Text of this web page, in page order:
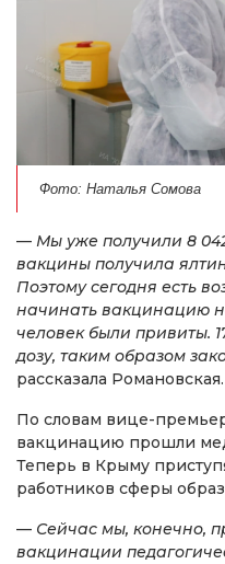
Фото: Наталья Сомова
— Мы уже получили 8
вакцины получила
Поэтому сегодня есть
начинать вакцинацию
человек были привиты.
дозу, таким образом
рассказала Романовская.
По словам вице-
вакцинацию прошли
Теперь в Крыму
работников сферы
— Сейчас мы, конечно,
вакцинации